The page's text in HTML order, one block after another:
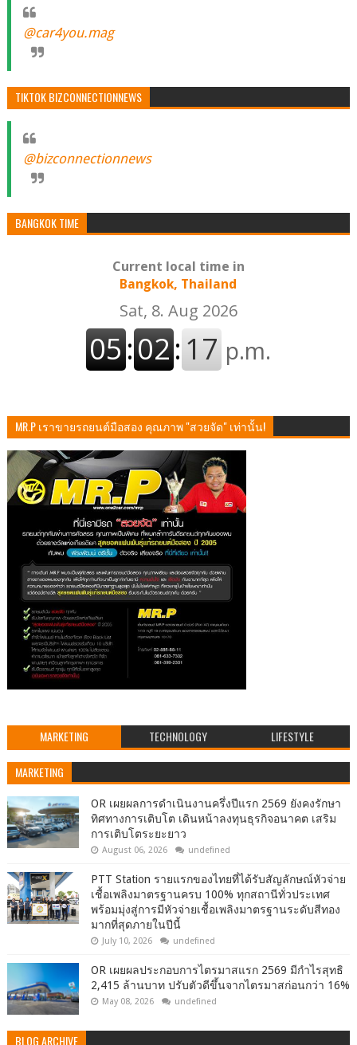
@car4you.mag
TIKTOK BIZCONNECTIONNEWS
@bizconnectionnews
BANGKOK TIME
Current local time in
Bangkok, Thailand
MR.P เราขายรถยนต์มือสอง คุณภาพ "สวยจัด" เท่านั้น!
MARKETING TECHNOLOGY LIFESTYLE
MARKETING
OR เผยผลการดำเนินงานครึ่งปีแรก 2569 ยังคงรักษา
ทิศทางการเติบโต เดินหน้าลงทุนธุรกิจอนาคต เสริม
การเติบโตระยะยาว
August 06, 2026 undefined
PTT Station รายแรกของไทยที่ได้รับสัญลักษณ์หัวจ่าย
เชื้อเพลิงมาตรฐานครบ 100% ทุกสถานีทั่วประเทศ
พร้อมมุ่งสู่การมีหัวจ่ายเชื้อเพลิงมาตรฐานระดับสีทอง
มากที่สุดภายในปีนี้
July 10, 2026 undefined
OR เผยผลประกอบการไตรมาสแรก 2569 มีกำไรสุทธิ
2,415 ล้านบาท ปรับตัวดีขึ้นจากไตรมาสก่อนกว่า 16%
May 08, 2026 undefined
BLOG ARCHIVE